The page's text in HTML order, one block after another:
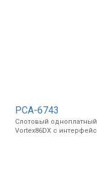
Тех.
PCA-6743
Слотовый
Vortex86DX с